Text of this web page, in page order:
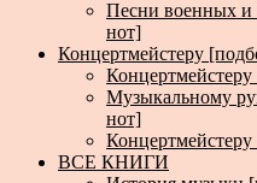
Песни военных и
нот]
Концертмейстеру
Концертмейстеру
Музыкальному
нот]
ВСЕ КНИГИ